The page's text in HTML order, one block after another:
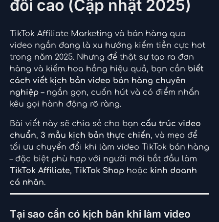
đổi cao (Cập nhật 2025)
TikTok Affiliate Marketing và bán hàng qua
video ngắn đang là xu hướng kiếm tiền cực hot
trong năm 2025. Nhưng để thật sự tạo ra đơn
hàng và kiếm hoa hồng hiệu quả, bạn cần biết
cách viết kịch bản video bán hàng chuyên
nghiệp – ngắn gọn, cuốn hút và có điểm nhấn
kêu gọi hành động rõ ràng.
Bài viết này sẽ chia sẻ cho bạn cấu trúc video
chuẩn, 3 mẫu kịch bản thực chiến, và mẹo để
tối ưu chuyển đổi khi làm video TikTok bán hàng
– đặc biệt phù hợp với người mới bắt đầu làm
TikTok Affiliate, TikTok Shop hoặc kinh doanh
cá nhân.
Tại sao cần có kịch bản khi làm video